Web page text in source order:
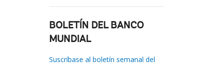
BOLETÍN DEL BANCO
MUNDIAL
Suscríbase al boletín semanal del